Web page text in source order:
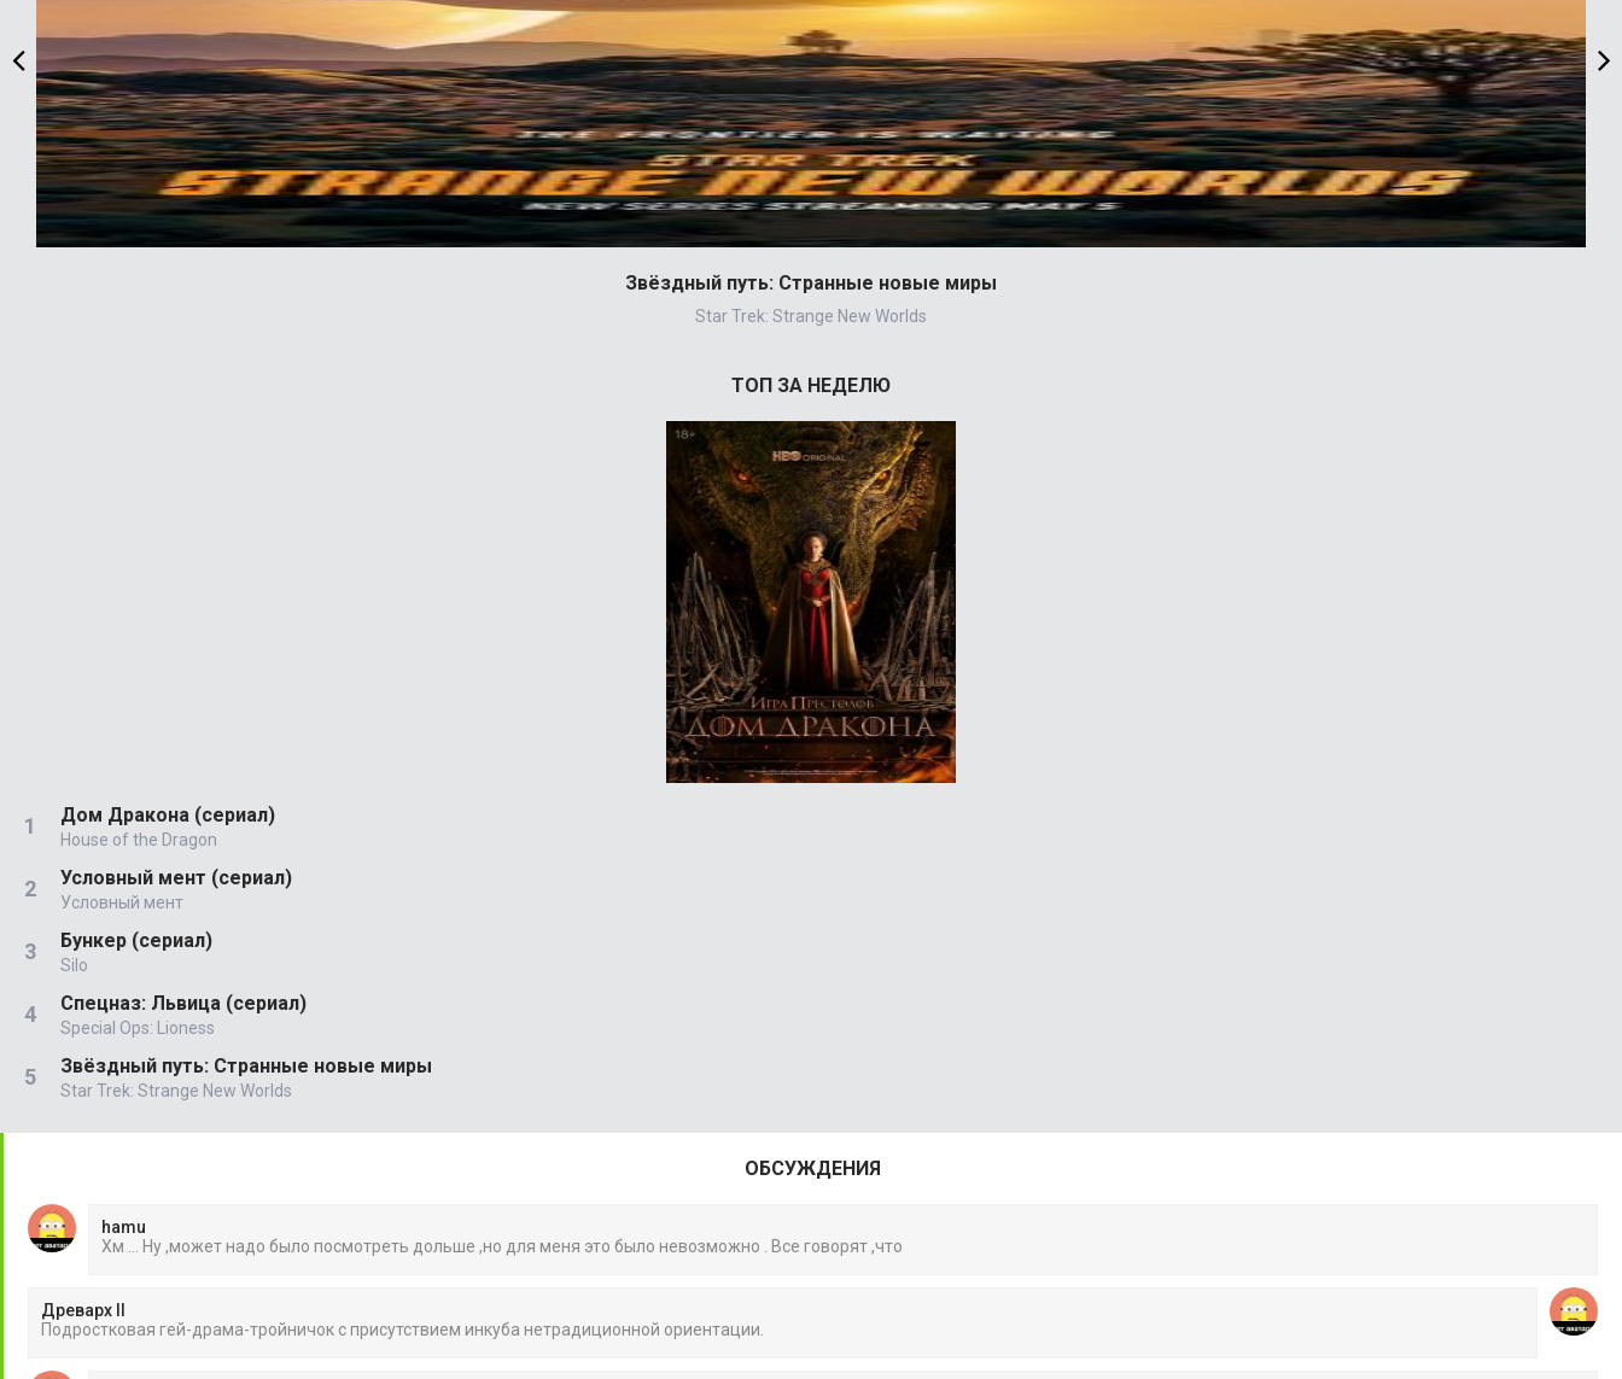
Звёздный путь: Странные новые миры
Star Trek: Strange New Worlds
ТОП ЗА НЕДЕЛЮ
Дом Дракона (сериал)
House of the Dragon
Условный мент (сериал)
Условный мент
Бункер (сериал)
Silo
Спецназ: Львица (сериал)
Special Ops: Lioness
Звёздный путь: Странные новые миры
Star Trek: Strange New Worlds
ОБСУЖДЕНИЯ
hamu
Хм ... Ну ,может надо было посмотреть дольше ,но для меня это было невозможно . Все говорят ,что
Древарх II
Подростковая гей-драма-тройничок с присутствием инкуба нетрадиционной ориентации.